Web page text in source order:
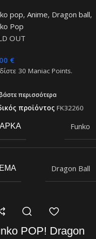
pop, Anime, Dragon ball,
Pop
OUT
€
30 Maniac Points.
περισσότερα
προϊόντος FK32260
Funko
Dragon Ball
POP! Dragon